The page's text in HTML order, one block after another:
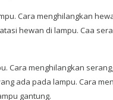
Cara menghilangkan
hewan di lampu. Caa
Cara menghilangkan
ada pada lampu. Cara
gantung.